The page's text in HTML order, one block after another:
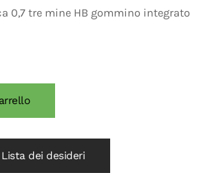
0,7 tre mine HB gommino integrato
dei desideri